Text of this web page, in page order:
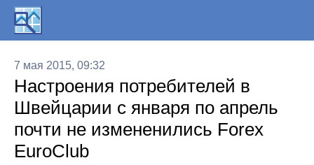
7 мая 2015, 09:32
Настроения потребителей в
Швейцарии с января по апрель
почти не измененились Forex
EuroClub